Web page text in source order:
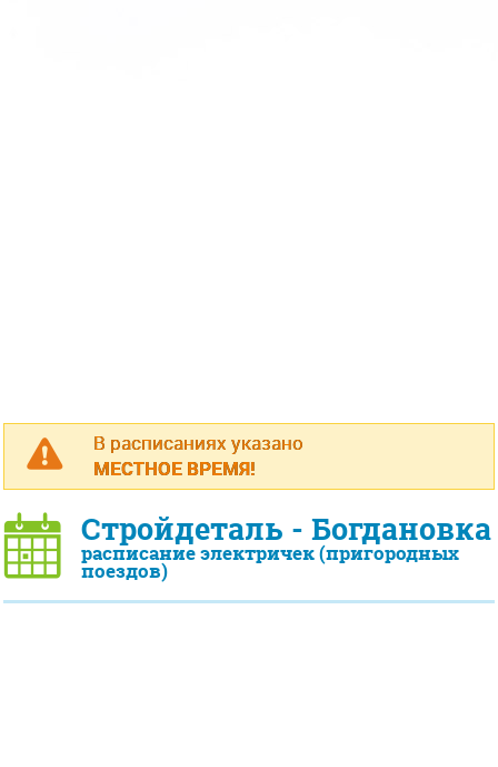
В расписаниях указано
МЕСТНОЕ ВРЕМЯ!
Стройдеталь - Богдановка
расписание электричек (пригородных
поездов)